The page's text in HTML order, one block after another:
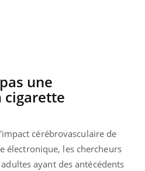
une
cigarette
cérébrovasculaire de
électronique, les chercheurs
ayant des antécédents